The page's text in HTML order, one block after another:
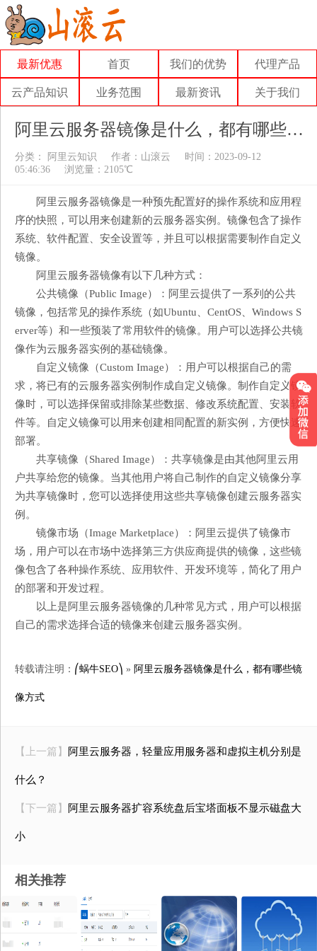
最新优惠 首页 我们的优势 代理产品
云产品知识 业务范围 最新资讯 关于我们
阿里云服务器镜像是什么，都有哪些镜像方式
分类： 阿里云知识 作者： 山滚云
时间：2023-09-12
05:46:36
浏览量：2105℃
阿里云服务器镜像是一种预先配置好的操作系统和应用程
序的快照，可以用来创建新的云服务器实例。镜像包含了操作
系统、软件配置、安全设置等，并且可以根据需要制作自定义
镜像。
阿里云服务器镜像有以下几种方式：
公共镜像（Public Image）：阿里云提供了一系列的公共
镜像，包括常见的操作系统（如Ubuntu、CentOS、Windows S
erver等）和一些预装了常用软件的镜像。用户可以选择公共镜
像作为云服务器实例的基础镜像。
自定义镜像（Custom Image）：用户可以根据自己的需
求，将已有的云服务器实例制作成自定义镜像。制作自定义镜
像时，可以选择保留或排除某些数据、修改系统配置、安装软
件等。自定义镜像可以用来创建相同配置的新实例，方便快速
部署。
共享镜像（Shared Image）：共享镜像是由其他阿里云用
户共享给您的镜像。当其他用户将自己制作的自定义镜像分享
为共享镜像时，您可以选择使用这些共享镜像创建云服务器实
例。
镜像市场（Image Marketplace）：阿里云提供了镜像市
场，用户可以在市场中选择第三方供应商提供的镜像，这些镜
像包含了各种操作系统、应用软件、开发环境等，简化了用户
的部署和开发过程。
以上是阿里云服务器镜像的几种常见方式，用户可以根据
自己的需求选择合适的镜像来创建云服务器实例。
转载请注明： ⎛蜗牛SEO⎞ » 阿里云服务器镜像是什么，都有哪些镜
像方式
【上一篇】 阿里云服务器，轻量应用服务器和虚拟主机分别是
什么？
【下一篇】 阿里云服务器扩容系统盘后宝塔面板不显示磁盘大
小
相关推荐